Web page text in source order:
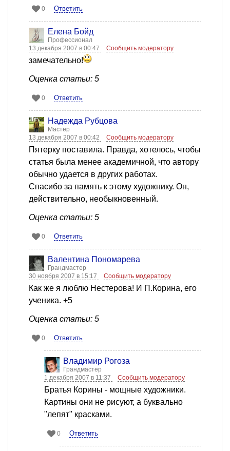
0 Ответить
Елена Бойд
Профессионал
13 декабря 2007 в 00:47
Сообщить модератору
замечательно!
Оценка статьи: 5
0 Ответить
Надежда Рубцова
Мастер
13 декабря 2007 в 00:42
Сообщить модератору
Пятерку поставила. Правда, хотелось, чтобы
статья была менее академичной, что автору
обычно удается в других работах.
Спасибо за память к этому художнику. Он,
действительно, необыкновенный.
Оценка статьи: 5
0 Ответить
Валентина Пономарева
Грандмастер
30 ноября 2007 в 15:17
Сообщить модератору
Как же я люблю Нестерова! И П.Корина, его
ученика. +5
Оценка статьи: 5
0 Ответить
Владимир Рогоза
Грандмастер
1 декабря 2007 в 11:37
Сообщить модератору
Братья Корины - мощные художники.
Картины они не рисуют, а буквально
"лепят" красками.
0 Ответить